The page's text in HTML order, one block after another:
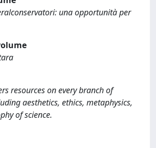
una opportunità per
resources on every branch of
aesthetics, ethics, metaphysics,
of science.